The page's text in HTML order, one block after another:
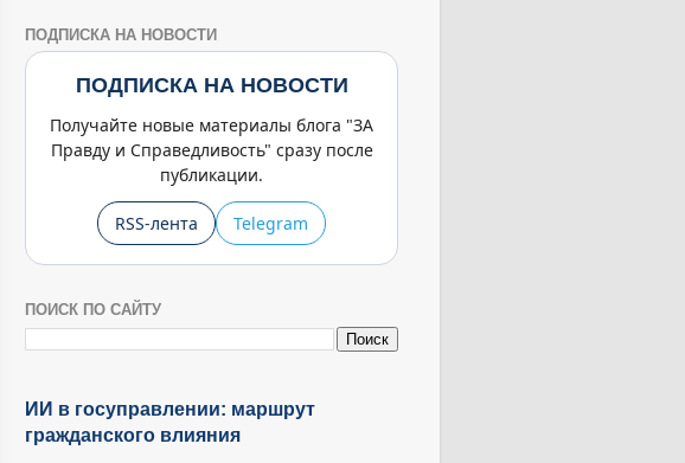
ПОДПИСКА НА НОВОСТИ
ПОДПИСКА НА НОВОСТИ
Получайте новые материалы блога "ЗА
Правду и Справедливость" сразу после
публикации.
RSS-лента Telegram
ПОИСК ПО САЙТУ
ИИ в госуправлении: маршрут
гражданского влияния